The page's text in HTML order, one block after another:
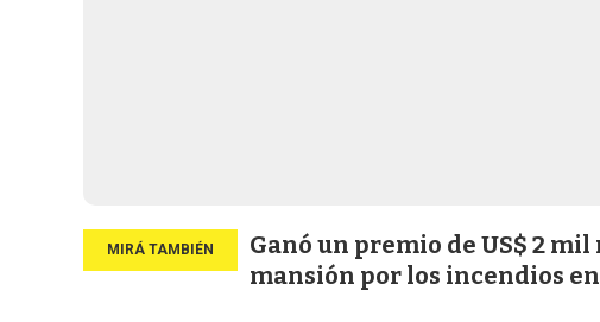
Ganó un premio de US$ 2
mansión por los incendios